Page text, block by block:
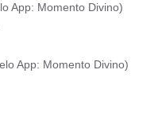
App: Momento Divino)
App: Momento Divino)